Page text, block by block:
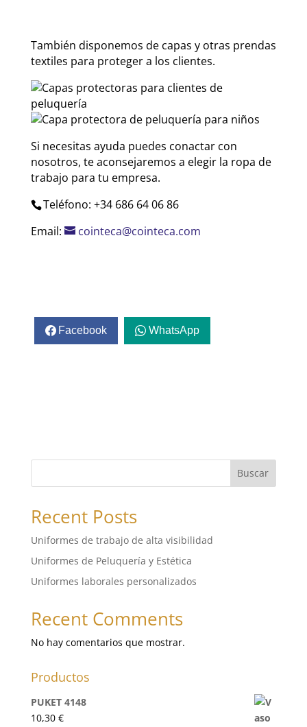
También disponemos de capas y otras prendas
textiles para proteger a los clientes.
Si necesitas ayuda puedes conactar con
nosotros, te aconsejaremos a elegir la ropa de
trabajo para tu empresa.
Teléfono: +34 686 64 06 86
Email:
cointeca@cointeca.com
Facebook WhatsApp
Buscar
Recent Posts
Uniformes de trabajo de alta visibilidad
Uniformes de Peluquería y Estética
Uniformes laborales personalizados
Recent Comments
No hay comentarios que mostrar.
Productos
PUKET 4148
10,30 €